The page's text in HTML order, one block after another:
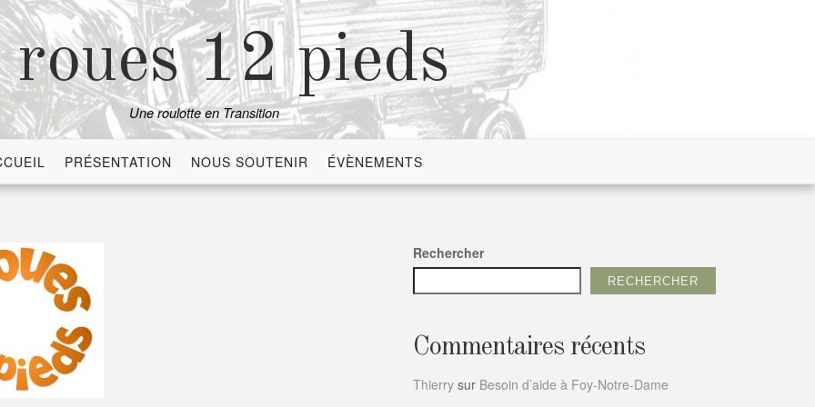
12 pieds
Une roulotte en Transition
PRÉSENTATION NOUS SOUTENIR ÉVÈNEMENTS
Rechercher
RECHERCHER
Commentaires récents
Thierry sur Besoin d’aide à Foy-Notre-Dame